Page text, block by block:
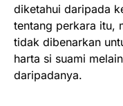
diketahui daripada
tentang perkara itu,
tidak dibenarkan
harta si suami
daripadanya.